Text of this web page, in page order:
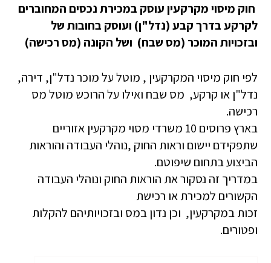
חוק מיסוי מקרקעין עוסק במכירת נכסים המחוברים
לקרקע בדרך קבע (נדל"ן) ועוסק בחובות של
ובזכויות המוכר (מס שבח) ושל הקונה (מס רכישה)
לפי חוק מיסוי המקרקעין , מוטל על מוכר נדל"ן, דירה,
נדל"ן או קרקע, מס שבח ואילו על הרוכש מוטל מס
רכישה.
בארץ פרוסים 10 משרדי מסוי מקרקעין אזוריים
שתפקידם יישום וראות החוק ,נוהלי העבודה והוראות
הביצוע בתחום שיפוטם.
במדריך זה נסקור את הוראות החוק ונוהלי העבודה
הקשורים למכירת או רכישת
זכות במקרקעין, וכן נדון במס ובזכויותיהם להקלות
ופטורים.